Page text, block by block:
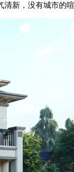
，没有城市的喧